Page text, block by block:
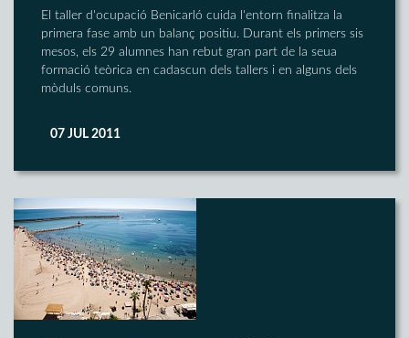
El taller d'ocupació Benicarló cuida l'entorn finalitza la
primera fase amb un balanç positiu. Durant els primers sis
mesos, els 29 alumnes han rebut gran part de la seua
formació teòrica en cadascun dels tallers i en alguns dels
mòduls comuns.
07 JUL 2011